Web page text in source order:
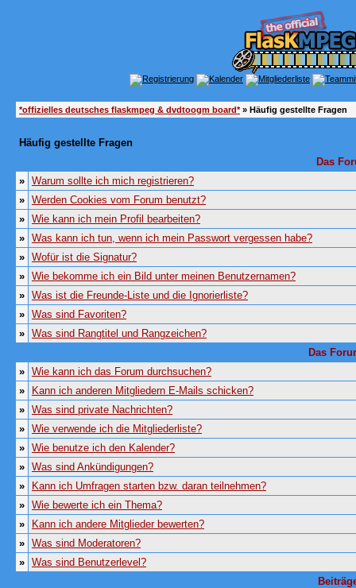
*offizielles deutsches flaskmpeg & dvdtoogm board*» Häufig gestellte Fragen
Häufig gestellte Fragen
Das
» Warum sollte ich mich registrieren?
» Werden Cookies vom Forum benutzt?
» Wie kann ich mein Profil bearbeiten?
» Was kann ich tun, wenn ich mein Passwort vergessen habe?
» Wofür ist die Signatur?
» Wie bekomme ich ein Bild unter meinen Benutzernamen?
» Was ist die Freunde-Liste und die Ignorierliste?
» Was sind Favoriten?
» Was sind Rangtitel und Rangzeichen?
Das
» Wie kann ich das Forum durchsuchen?
»
Kann ich anderen Mitgliedern E-Mails schicken?
» Was sind private Nachrichten?
» Wie verwende ich die Mitgliederliste?
» Wie benutze ich den Kalender?
» Was sind Ankündigungen?
»
Kann ich Umfragen starten bzw. daran teilnehmen?
» Wie bewerte ich ein Thema?
»
Kann ich andere Mitglieder bewerten?
» Was sind Moderatoren?
» Was sind Benutzerlevel?